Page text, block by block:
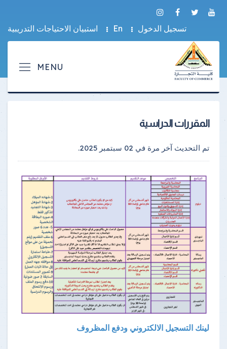
تسجيل الدخول En استبيان الاحتياجات التدريبية
المقررات الدراسية
تم التحديث آخر مرة في 02 سبتمبر 2025 .
لينك التسجيل الالكتروني ودفع المظروف